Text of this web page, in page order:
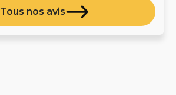
Tous nos avis